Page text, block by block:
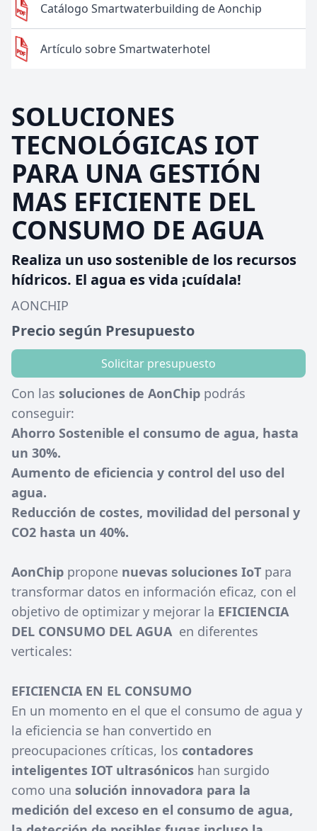
Catálogo Smartwaterbuilding de Aonchip
Artículo sobre Smartwaterhotel
SOLUCIONES
TECNOLÓGICAS IOT
PARA UNA GESTIÓN
MAS EFICIENTE DEL
CONSUMO DE AGUA
Realiza un uso sostenible de los recursos
hídricos. El agua es vida ¡cuídala!
AONCHIP
Precio según Presupuesto
Solicitar presupuesto
Con las soluciones de AonChip podrás
conseguir:
Ahorro Sostenible el consumo de agua, hasta
un 30%.
Aumento de eficiencia y control del uso del
agua.
Reducción de costes, movilidad del personal y
CO2 hasta un 40%.
AonChip propone nuevas soluciones IoT para
transformar datos en información eficaz, con el
objetivo de optimizar y mejorar la EFICIENCIA
DEL CONSUMO DEL AGUAen diferentes
verticales:
EFICIENCIA EN EL CONSUMO
En un momento en el que el consumo de agua y
la eficiencia se han convertido en
preocupaciones críticas, los contadores
inteligentes IOT ultrasónicos han surgido
como una solución innovadora para la
medición del exceso en el consumo de agua,